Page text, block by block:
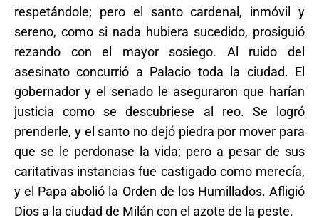
respetándole; pero el santo cardenal, inmóvil y
sereno, como si nada hubiera sucedido, prosiguió
rezando con el mayor sosiego. Al ruido del
asesinato concurrió a Palacio toda la ciudad. El
gobernador y el senado le aseguraron que harían
justicia como se descubriese al reo. Se logró
prenderle, y el santo no dejó piedra por mover para
que se le perdonase la vida; pero a pesar de sus
caritativas instancias fue castigado como merecía,
y el Papa abolió la Orden de los Humillados. Afligió
Dios a la ciudad de Milán con el azote de la peste.